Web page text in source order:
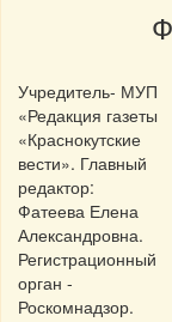
Учредитель- МУП
«Редакция газеты
«Краснокутские
вести». Главный
редактор:
Фатеева Елена
Александровна.
Регистрационный
орган -
Роскомнадзор.